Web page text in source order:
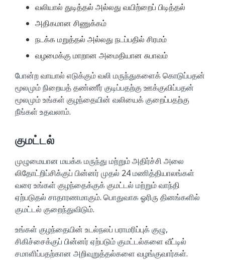
வலியால் துடித்தல் அல்லது வயிற்றைப் பிடித்தல்
அதிகமான சிணுக்கம்
நடக்க மறுத்தல் அல்லது நடப்பதில் சிரமம்
வழமைக்கு மாறான அமைதியான சுபாவம்
போன்ற வாயால் எடுக்கும் வலி மருந்துகளைக் கொடுப்பதன்
மூலமும் நிறையத் தண்ணீர் குடிப்பதற்கு ஊக்குவிப்பதன்
மூலமும் உங்கள் குழந்தையின் வலியைக் குறைப்பதற்கு
நீங்கள் உதவலாம்.
குமட்டல்
முழுமையான மயக்க மருந்து மற்றும் அதிர்ச்சி அலை
லிதோட்றிப்சிக்குப் பின்னர் முதல் 24 மணித்தியாலங்கள்
வரை உங்கள் குழந்தைக்குக் குமட்டல் மற்றும் வாந்தி
ஏற்படுதல் சாதாரணமாகும். பொதுவாக ஓரிரு தினங்களில்
குமட்டல் குறைந்துவிடும்.
உங்கள் குழந்தையின் உடல்நலப் பராமரிப்புக் குழு,
சிகிச்சைக்குப் பின்னர் ஏற்படும் குமட்டல்களை வீட்டில்
சமாளிப்பதற்கான அறிவுறுத்தல்களை வழங்குவார்கள்.